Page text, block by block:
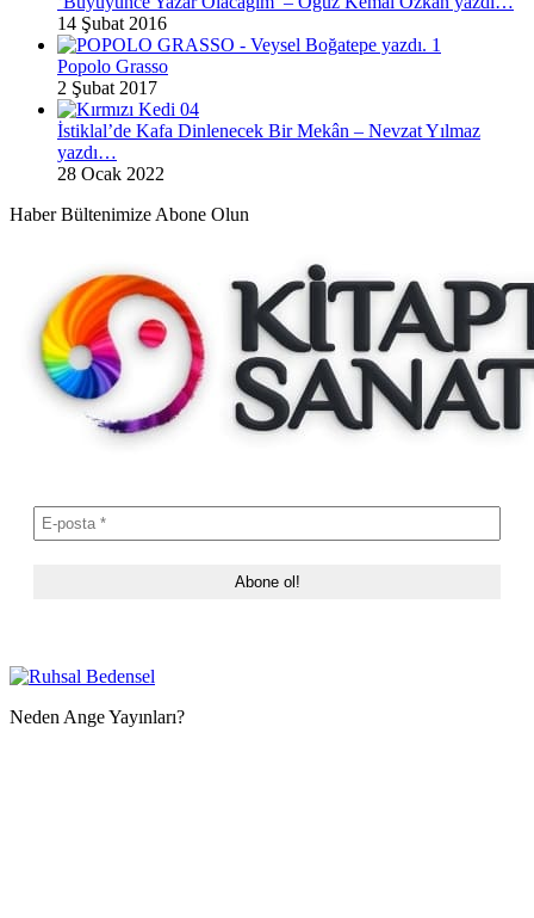
14 Şubat 2016
Popolo Grasso
2 Şubat 2017
İstiklal’de Kafa Dinlenecek Bir Mekân – Nevzat Yılmaz
yazdı…
28 Ocak 2022
Haber Bültenimize Abone Olun
Neden Ange Yayınları?